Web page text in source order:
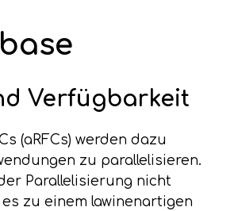
Verfügbarkeit
(aRFCs) werden dazu
zu parallelisieren.
Parallelisierung nicht
zu einem lawinenartigen